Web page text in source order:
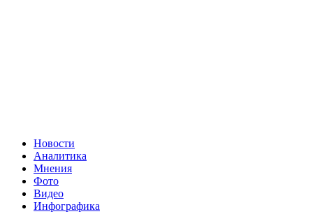
Новости
Аналитика
Мнения
Фото
Видео
Инфографика